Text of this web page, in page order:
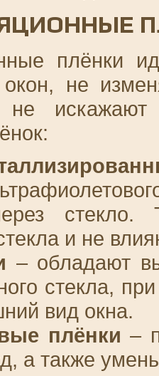
плёнки
окон, не
не
стекло.
и не
– обладают
стекла,
вид окна.
плёнки –
а также